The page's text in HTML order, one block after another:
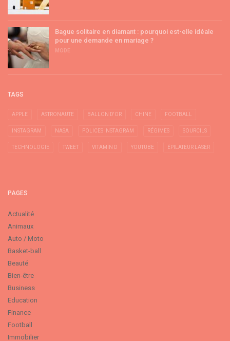
Bague solitaire en diamant : pourquoi est-elle idéale
pour une demande en mariage ?
MODE
TAGS
APPLE ASTRONAUTE BALLON D'OR CHINE FOOTBALL
INSTAGRAM NASA POLICES INSTAGRAM RÉGIMES SOURCILS
TECHNOLOGIE TWEET VITAMIN D YOUTUBE ÉPILATEUR LASER
PAGES
Actualité
Animaux
Auto / Moto
Basket-ball
Beauté
Bien-être
Business
Education
Finance
Football
Immobilier